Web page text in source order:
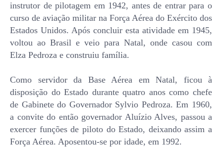
instrutor de pilotagem em 1942, antes de entrar para o
curso de aviação militar na Força Aérea do Exército dos
Estados Unidos. Após concluir esta atividade em 1945,
voltou ao Brasil e veio para Natal, onde casou com
Elza Pedroza e construiu família.
Como servidor da Base Aérea em Natal, ficou à
disposição do Estado durante quatro anos como chefe
de Gabinete do Governador Sylvio Pedroza. Em 1960,
a convite do então governador Aluízio Alves, passou a
exercer funções de piloto do Estado, deixando assim a
Força Aérea. Aposentou-se por idade, em 1992.